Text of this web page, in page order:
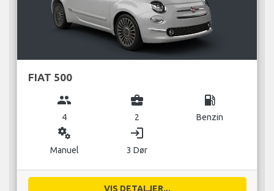
FIAT 500
group
4
business_center
2
local_gas_station
Benzin
miscellaneous_services
Manuel
login
3 Dør
VIS DETALJER...